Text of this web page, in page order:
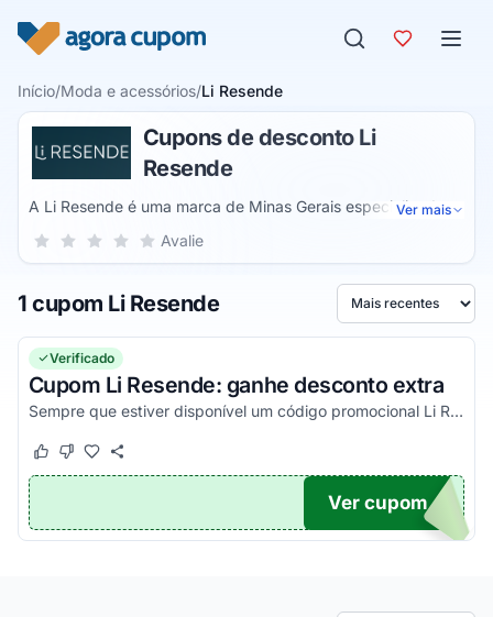
Início/Moda e acessórios/Li Resende
Cupons de desconto Li
Resende
A Li Resende é uma marca de Minas Gerais especializada
no comércio online de vestuários. Elas trabalham com
qualidade. No site é possível encontrar roupas para o dia a
dia tanto no estilo casual como o mais formal.
Ver mais
Sua nota para Li Resende, de 1 a 5 estrelas
5 estrelas
4 estrelas
3 estrelas
2 estrelas
1 estrela Avalie
1 cupom Li Resende Ordenar por
Verificado
Cupom Li Resende: ganhe desconto extra
Sempre que estiver disponível um código promocional Li Resende que funciona, seja na primeira compra ou não, ele estará aqui. Pegue agora!
Este cupom funcionou
Este cupom não funcionou
TICO
Ver cupom